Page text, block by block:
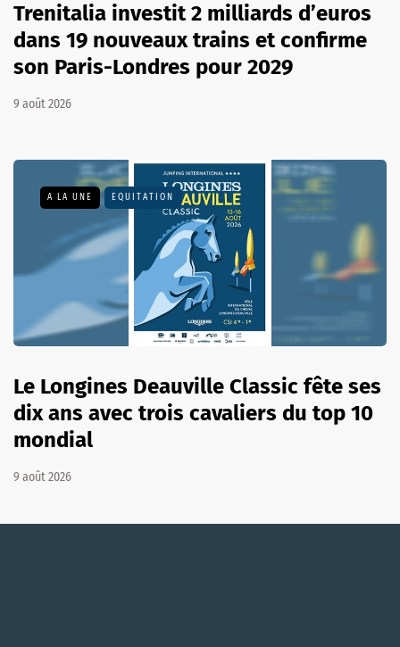
Trenitalia investit 2 milliards d’euros
dans 19 nouveaux trains et confirme
son Paris-Londres pour 2029
9 août 2026
A LA UNE EQUITATION
Le Longines Deauville Classic fête ses
dix ans avec trois cavaliers du top 10
mondial
9 août 2026